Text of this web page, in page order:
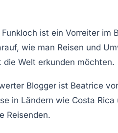
Funkloch ist ein Vorreiter im
wie man Reisen und
Welt erkunden möchten.
Blogger ist Beatrice
in Ländern wie Costa
Reisenden.